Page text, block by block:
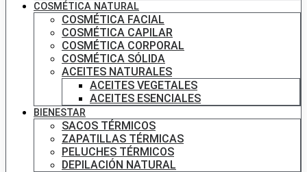
COSMÉTICA NATURAL
COSMÉTICA FACIAL
COSMÉTICA CAPILAR
COSMÉTICA CORPORAL
COSMÉTICA SÓLIDA
ACEITES NATURALES
ACEITES VEGETALES
ACEITES ESENCIALES
BIENESTAR
SACOS TÉRMICOS
ZAPATILLAS TÉRMICAS
PELUCHES TÉRMICOS
DEPILACIÓN NATURAL